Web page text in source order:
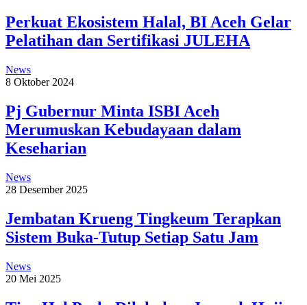
Perkuat Ekosistem Halal, BI Aceh Gelar
Pelatihan dan Sertifikasi JULEHA
News
8 Oktober 2024
Pj Gubernur Minta ISBI Aceh
Merumuskan Kebudayaan dalam
Keseharian
News
28 Desember 2025
Jembatan Krueng Tingkeum Terapkan
Sistem Buka-Tutup Setiap Satu Jam
News
20 Mei 2025